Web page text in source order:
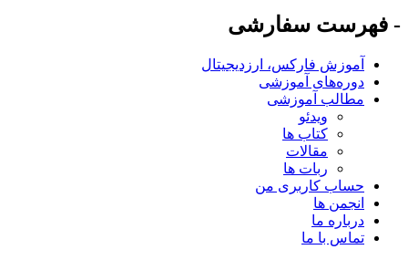
- فهرست سفارشی
آموزش فارکس، ارزدیجیتال
دوره‌های آموزشی
مطالب آموزشی
ویدئو
کتاب ها
مقالات
ربات ها
حساب کاربری من
انجمن ها
درباره ما
تماس با ما